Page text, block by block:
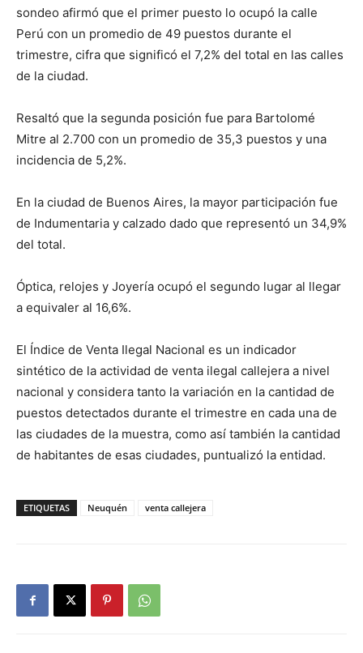
sondeo afirmó que el primer puesto lo ocupó la calle
Perú con un promedio de 49 puestos durante el
trimestre, cifra que significó el 7,2% del total en las calles
de la ciudad.
Resaltó que la segunda posición fue para Bartolomé
Mitre al 2.700 con un promedio de 35,3 puestos y una
incidencia de 5,2%.
En la ciudad de Buenos Aires, la mayor participación fue
de Indumentaria y calzado dado que representó un 34,9%
del total.
Óptica, relojes y Joyería ocupó el segundo lugar al llegar
a equivaler al 16,6%.
El Índice de Venta Ilegal Nacional es un indicador
sintético de la actividad de venta ilegal callejera a nivel
nacional y considera tanto la variación en la cantidad de
puestos detectados durante el trimestre en cada una de
las ciudades de la muestra, como así también la cantidad
de habitantes de esas ciudades, puntualizó la entidad.
ETIQUETAS Neuquén venta callejera